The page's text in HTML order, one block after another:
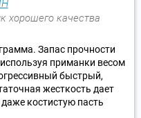
хорошего качества
Запас прочности
приманки весом
быстрый,
жесткость дает
костистую пасть